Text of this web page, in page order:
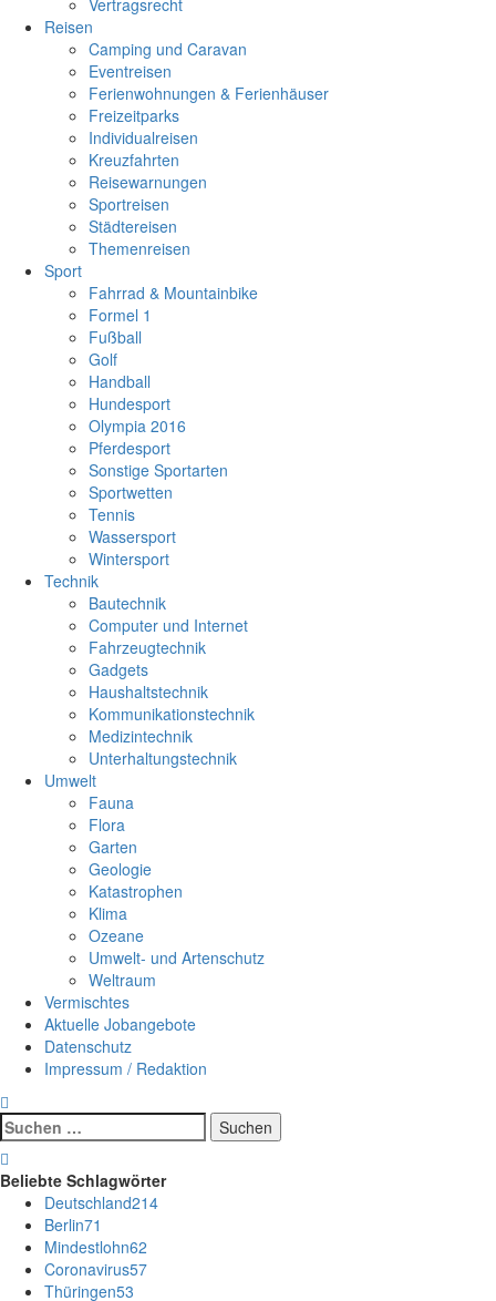
Vertragsrecht
Reisen
Camping und Caravan
Eventreisen
Ferienwohnungen & Ferienhäuser
Freizeitparks
Individualreisen
Kreuzfahrten
Reisewarnungen
Sportreisen
Städtereisen
Themenreisen
Sport
Fahrrad & Mountainbike
Formel 1
Fußball
Golf
Handball
Hundesport
Olympia 2016
Pferdesport
Sonstige Sportarten
Sportwetten
Tennis
Wassersport
Wintersport
Technik
Bautechnik
Computer und Internet
Fahrzeugtechnik
Gadgets
Haushaltstechnik
Kommunikationstechnik
Medizintechnik
Unterhaltungstechnik
Umwelt
Fauna
Flora
Garten
Geologie
Katastrophen
Klima
Ozeane
Umwelt- und Artenschutz
Weltraum
Vermischtes
Aktuelle Jobangebote
Datenschutz
Impressum / Redaktion
Suchen
nach:
Beliebte Schlagwörter
Deutschland214
Berlin71
Mindestlohn62
Coronavirus57
Thüringen53